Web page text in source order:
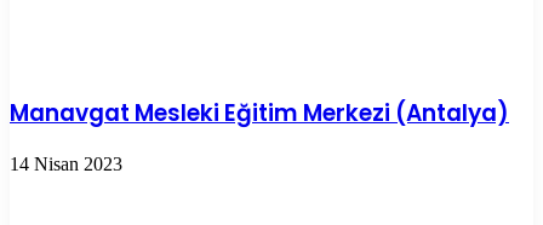
Manavgat Mesleki Eğitim Merkezi (Antalya)
14 Nisan 2023